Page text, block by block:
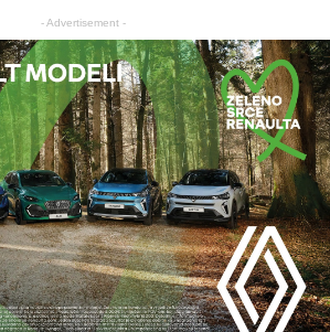
- Advertisement -